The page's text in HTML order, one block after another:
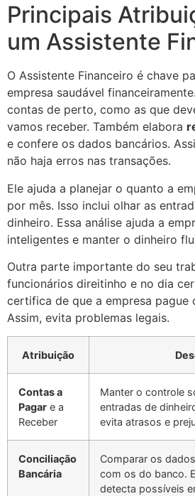
Principais
um Assistente
O Assistente Financeiro é chave
empresa saudável
contas de perto, como as que
vamos receber. Também elabora
e confere os dados bancários.
não haja erros nas transações.
Ele ajuda a planejar o quanto a
por mês. Isso inclui olhar as
dinheiro. Essa análise ajuda a
inteligentes e manter o dinheiro
Outra parte importante do seu
funcionários direitinho e no dia
certifica de que a empresa pague
Assim, evita problemas legais.
Atribuição
Contas a
Pagar e a
Receber
Manter o controle
entradas de
evita atrasos e
Conciliação
Bancária
Comparar os
com os do banco.
detecta possíveis